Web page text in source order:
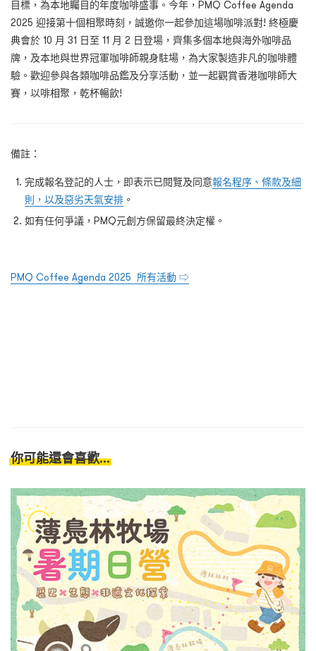
目標，為本地矚目的年度咖啡盛事。今年，PMQ Coffee Agenda
2025 迎接第十個相聚時刻，誠邀你一起參加這場咖啡派對! 終極慶
典會於 10 月 31 日至 11 月 2 日登場，齊集多個本地與海外咖啡品
牌，及本地與世界冠軍咖啡師親身駐場，為大家製造非凡的咖啡體
驗。歡迎參與各類咖啡品鑑及分享活動，並一起觀賞香港咖啡師大
賽，以啡相聚，乾杯暢飲!
備註：
完成報名登記的人士，即表示已閱覽及同意報名程序、條款及細
則，以及惡劣天氣安排 。
如有任何爭議，PMQ元創方保留最終決定權。
PMQ Coffee Agenda 2025 所有活動 ⇨
你可能還會喜歡...